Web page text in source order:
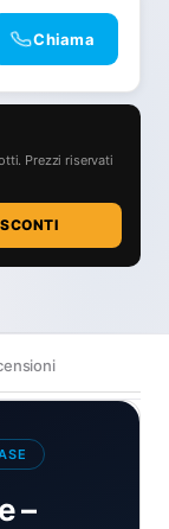
Chiama
Prezzi riservati
–